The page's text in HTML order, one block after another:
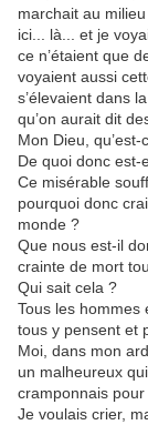
marchait au
ici... là... et je
ce n’étaient que
voyaient aussi
s’élevaient dans
qu’on aurait dit
Mon Dieu,
De quoi donc est-
Ce misérable
pourquoi donc
monde ?
Que nous est-il
crainte de mort
Qui sait cela ?
Tous les hommes
tous y pensent et
Moi, dans mon
un malheureux
cramponnais pour
Je voulais crier,